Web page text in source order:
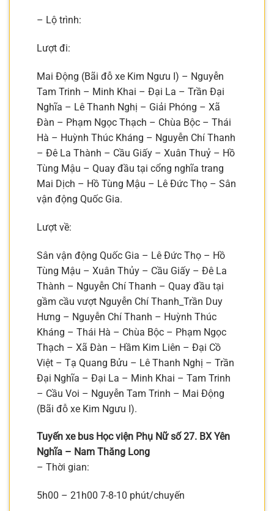
– Lộ trình:
Lượt đi:
Mai Động (Bãi đỗ xe Kim Ngưu I) – Nguyễn
Tam Trinh – Minh Khai – Đại La – Trần Đại
Nghĩa – Lê Thanh Nghị – Giải Phóng – Xã
Đàn – Phạm Ngọc Thạch – Chùa Bộc – Thái
Hà – Huỳnh Thúc Kháng – Nguyễn Chí Thanh
– Đê La Thành – Cầu Giấy – Xuân Thuỷ – Hồ
Tùng Mậu – Quay đầu tại cổng nghĩa trang
Mai Dịch – Hồ Tùng Mậu – Lê Đức Thọ – Sân
vận động Quốc Gia.
Lượt về:
Sân vận động Quốc Gia – Lê Đức Thọ – Hồ
Tùng Mậu – Xuân Thủy – Cầu Giấy – Đê La
Thành – Nguyễn Chí Thanh – Quay đầu tại
gầm cầu vượt Nguyễn Chí Thanh_Trần Duy
Hưng – Nguyễn Chí Thanh – Huỳnh Thúc
Kháng – Thái Hà – Chùa Bộc – Phạm Ngọc
Thạch – Xã Đàn – Hầm Kim Liên – Đại Cồ
Việt – Tạ Quang Bửu – Lê Thanh Nghị – Trần
Đại Nghĩa – Đại La – Minh Khai – Tam Trinh
– Cầu Voi – Nguyễn Tam Trinh – Mai Động
(Bãi đỗ xe Kim Ngưu I).
Tuyến xe bus Học viện Phụ Nữ số 27. BX Yên
Nghĩa – Nam Thăng Long
– Thời gian:
5h00 – 21h00 7-8-10 phút/chuyến